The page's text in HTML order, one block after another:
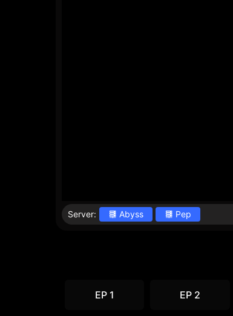
Server: Abyss Pep
EP 1 EP 2